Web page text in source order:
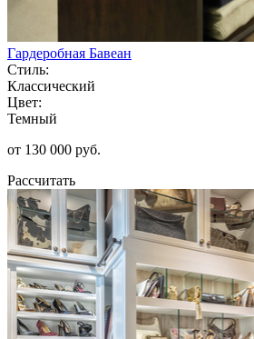
Гардеробная Бавеан
Стиль:
Классический
Цвет:
Темный
от 130 000 руб.
Рассчитать